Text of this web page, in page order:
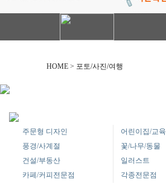
HOME > 포토/사진/여행
주문형 디자인 어린이집/교육
풍경/사계절
꽃/나무/동물
건설/부동산
일러스트
카페/커피전문점 각종전문점